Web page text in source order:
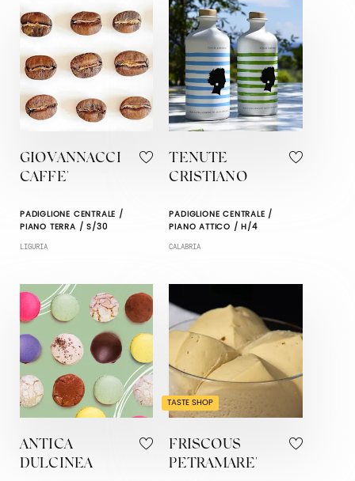
GIOVANNACCI
CAFFE'
PADIGLIONE CENTRALE /
PIANO TERRA / S/30
LIGURIA
TENUTE
CRISTIANO
PADIGLIONE CENTRALE /
PIANO ATTICO / H/4
CALABRIA
ANTICA
DULCINEA
TASTE SHOP
FRISCOUS
PETRAMARE'